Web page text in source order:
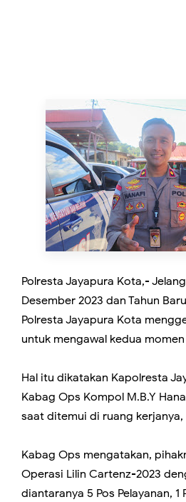
Polresta Jayapura Kota,-
Desember 2023 dan Tahun
Polresta Jayapura Kota
untuk mengawal kedua
Hal itu dikatakan Kapolresta
Kabag Ops Kompol M.B.Y
saat ditemui di ruang kerjanya,
Kabag Ops mengatakan,
Operasi Lilin Cartenz-2023
diantaranya 5 Pos Pelayanan, 1